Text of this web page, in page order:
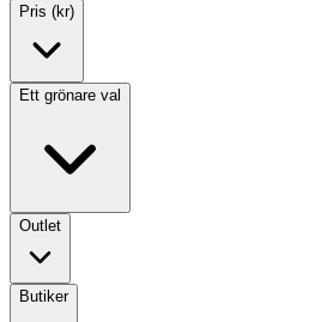
Pris (kr)
Ett grönare val
Outlet
Butiker